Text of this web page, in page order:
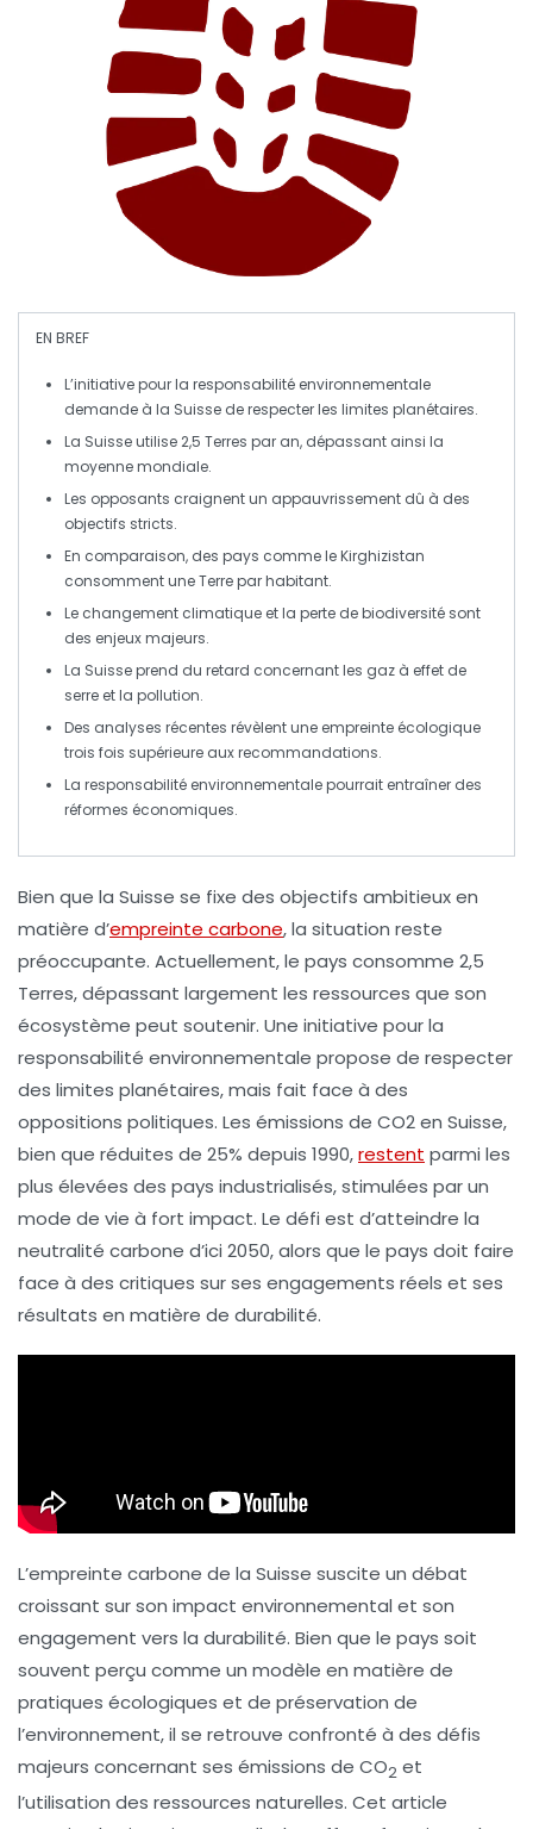
EN BREF
L’initiative pour la responsabilité environnementale
demande à la Suisse de respecter les limites planétaires.
La Suisse utilise2,5 Terres par an, dépassant ainsi la
moyenne mondiale.
Les opposants craignent un appauvrissement dû à des
objectifs stricts.
En comparaison, des pays comme le Kirghizistan
consomment uneTerrepar habitant.
Le changement climatique et la perte de biodiversité sont
des enjeux majeurs.
La Suisse prend du retard concernant les gaz à effet de
serre et la pollution.
Des analyses récentes révèlent une empreinte écologique
trois fois supérieure aux recommandations.
La responsabilité environnementale pourrait entraîner des
réformes économiques.
Bien que la Suisse se fixe des objectifs ambitieux en
matière d’empreinte carbone, la situation reste
préoccupante. Actuellement, le pays consomme 2,5
Terres, dépassant largement les ressources que son
écosystème peut soutenir. Une initiative pour la
responsabilité environnementale propose de respecter
des limites planétaires, mais fait face à des
oppositions politiques. Les émissions de CO2en Suisse,
bien que réduites de 25% depuis 1990,restent parmi les
plus élevées des pays industrialisés, stimulées par un
mode de vie à fort impact. Le défi est d’atteindre la
neutralité carbone d’ici 2050, alors que le pays doit faire
face à des critiques sur ses engagements réels et ses
résultats en matière de durabilité.
L’empreinte carbone de la Suisse suscite un débat
croissant sur son impact environnemental et son
engagement vers la durabilité. Bien que le pays soit
souvent perçu comme un modèle en matière de
pratiques écologiques et de préservation de
l’environnement, il se retrouve confronté à des défis
majeurs concernant ses émissions de CO2 et
l’utilisation des ressources naturelles. Cet article